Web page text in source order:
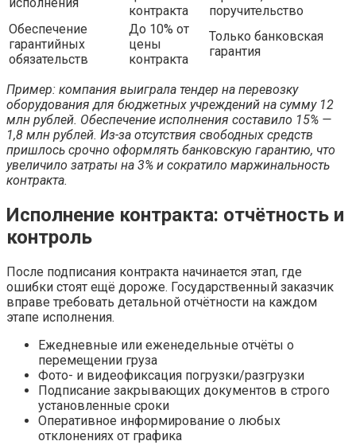
контракта
поручительство
Обеспечение
гарантийных
обязательств
До 10% от
цены
контракта
Только банковская
гарантия
Пример: компания выиграла тендер на перевозку
оборудования для бюджетных учреждений на сумму 12
млн рублей. Обеспечение исполнения составило 15% —
1,8 млн рублей. Из-за отсутствия свободных средств
пришлось срочно оформлять банковскую гарантию, что
увеличило затраты на 3% и сократило маржинальность
контракта.
Исполнение контракта: отчётность и
контроль
После подписания контракта начинается этап, где
ошибки стоят ещё дороже. Государственный заказчик
вправе требовать детальной отчётности на каждом
этапе исполнения.
Ежедневные или еженедельные отчёты о
перемещении груза
Фото- и видеофиксация погрузки/разгрузки
Подписание закрывающих документов в строго
установленные сроки
Оперативное информирование о любых
отклонениях от графика